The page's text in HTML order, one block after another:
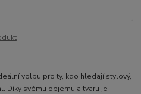
volbu pro ty, kdo hledají stylový,
Díky svému objemu a tvaru je